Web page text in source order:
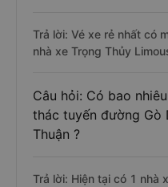
Trả lời: Vé xe rẻ nhất có
nhà xe Trọng Thủy
Câu hỏi: Có bao
thác tuyến đường Gò
Thuận ?
Trả lời: Hiện tại có 1 nhà